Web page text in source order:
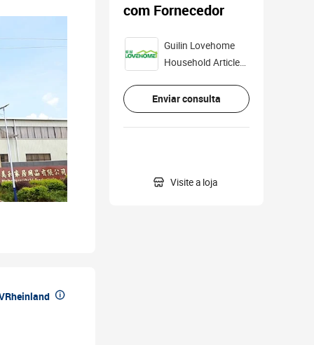
com Fornecedor
Guilin Lovehome
Household Articles
Enviar consulta
 Visite a loja
